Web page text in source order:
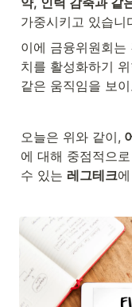
가중시키고 있습니
이에 금융위원회
치를 활성화하기
같은 움직임을 보
오늘은 위와 같이,
에 대해 중점적으
수 있는 레그테크